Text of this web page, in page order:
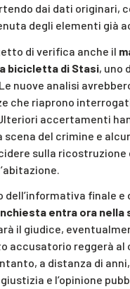
dai dati originari,
degli elementi già
di verifica anche il
bicicletta di Stasi, uno
nuove analisi
che riaprono
accertamenti
scena del crimine e
sulla ricostruzione
dell’informativa finale e
entra ora nella
il giudice,
accusatorio reggerà
a distanza di
e l’opinione